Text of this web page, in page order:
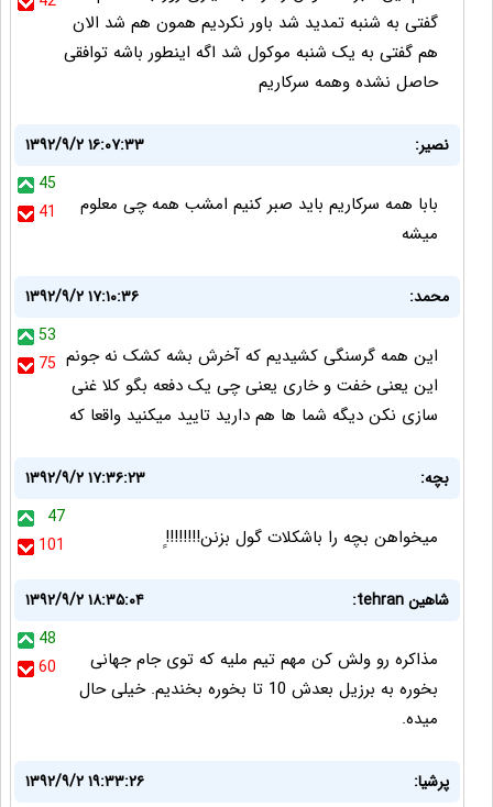
گفتی به شنبه تمدید شد باور نکردیم همون هم شد الان
هم گفتی به یک شنبه موکول شد اگه اینطور باشه توافقی
حاصل نشده وهمه سرکاریم
نصیر:
۱۳۹۲/۹/۲ ۱۶:۰۷:۳۳
45
41
بابا همه سرکاریم باید صبر کنیم امشب همه چی معلوم
میشه
محمد:
۱۳۹۲/۹/۲ ۱۷:۱۰:۳۶
53
75 این همه گرسنگی کشیدیم که آخرش بشه کشک نه جونم
این یعنی خفت و خاری یعنی چی یک دفعه بگو کلا غنی
سازی نکن دیگه شما ها هم دارید تایید میکنید واقعا که
بچه:
۱۳۹۲/۹/۲ ۱۷:۳۶:۲۳
47
101
میخواهن بچه را باشکلات گول بزنن!!!!!!!!ِِ
شاهین tehran:
۱۳۹۲/۹/۲ ۱۸:۳۵:۰۴
48
60
مذاکره رو ولش کن مهم تیم ملیه که توی جام جهانی
بخوره به برزیل بعدش 10 تا بخوره بخندیم. خیلی حال
میده.
پرشیا:
۱۳۹۲/۹/۲ ۱۹:۳۳:۲۶